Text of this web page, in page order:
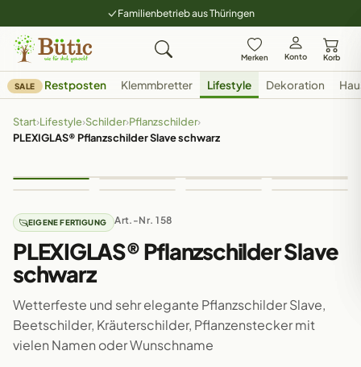
Familienbetrieb aus Thüringen
Merken Konto Korb
SALE Restposten Klemmbretter Lifestyle Dekoration
Start›Lifestyle›Schilder›Pflanzschilder›
PLEXIGLAS® Pflanzschilder Slave schwarz
EIGENE FERTIGUNG Art.-Nr. 158
PLEXIGLAS® Pflanzschilder Slave
schwarz
Wetterfeste und sehr elegante Pflanzschilder Slave,
Beetschilder, Kräuterschilder, Pflanzenstecker mit
vielen Namen oder Wunschname